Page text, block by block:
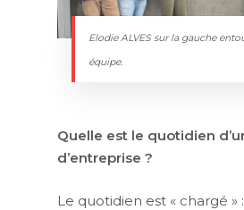
Elodie ALVES sur la gauche
équipe.
Quelle est le quotidien
d’entreprise ?
Le quotidien est « chargé »